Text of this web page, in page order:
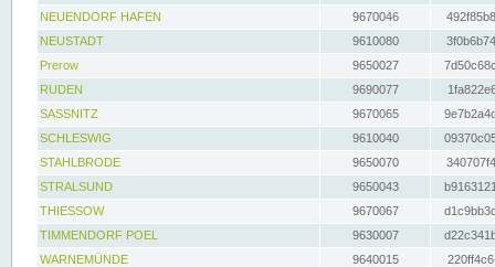
NEUENDORF HAFEN
9670046
NEUSTADT
9610080
Prerow
9650027
RUDEN
9690077
SASSNITZ
9670065
SCHLESWIG
9610040
STAHLBRODE
9650070
STRALSUND
9650043
THIESSOW
9670067
TIMMENDORF POEL
9630007
WARNEMÜNDE
9640015